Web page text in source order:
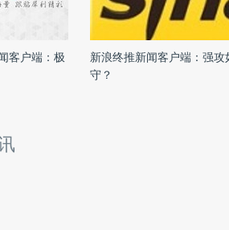
客户端：极
新浪终推新闻客户端：强攻
守？